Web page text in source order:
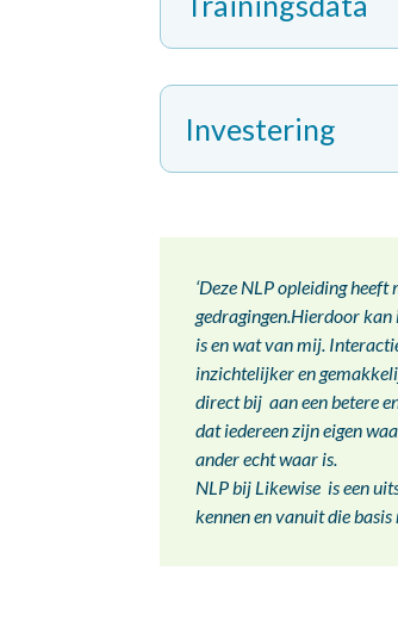
Investering
‘Deze NLP opleiding
gedragingen.Hierdoor
is en wat van mij.
inzichtelijker en
direct bij aan een betere
dat iedereen zijn eigen
ander echt waar is.
NLP bij Likewise is een
kennen en vanuit die